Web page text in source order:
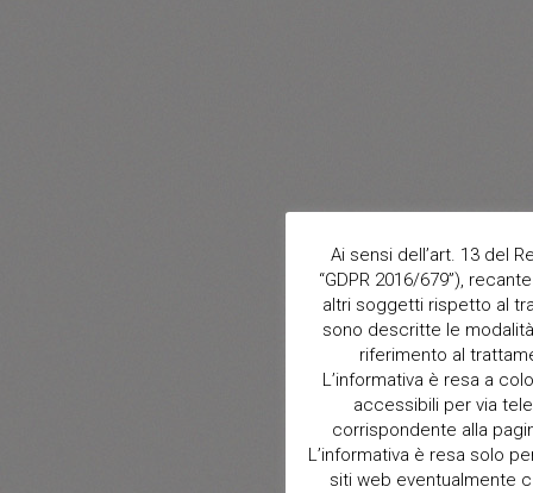
Ai sensi dell’art. 13 del
“GDPR 2016/679”),
altri soggetti rispetto al
sono descritte le
riferimento al
L’informativa è resa a
accessibili per via
corrispondente alla
L’informativa è resa solo
siti web eventualmente